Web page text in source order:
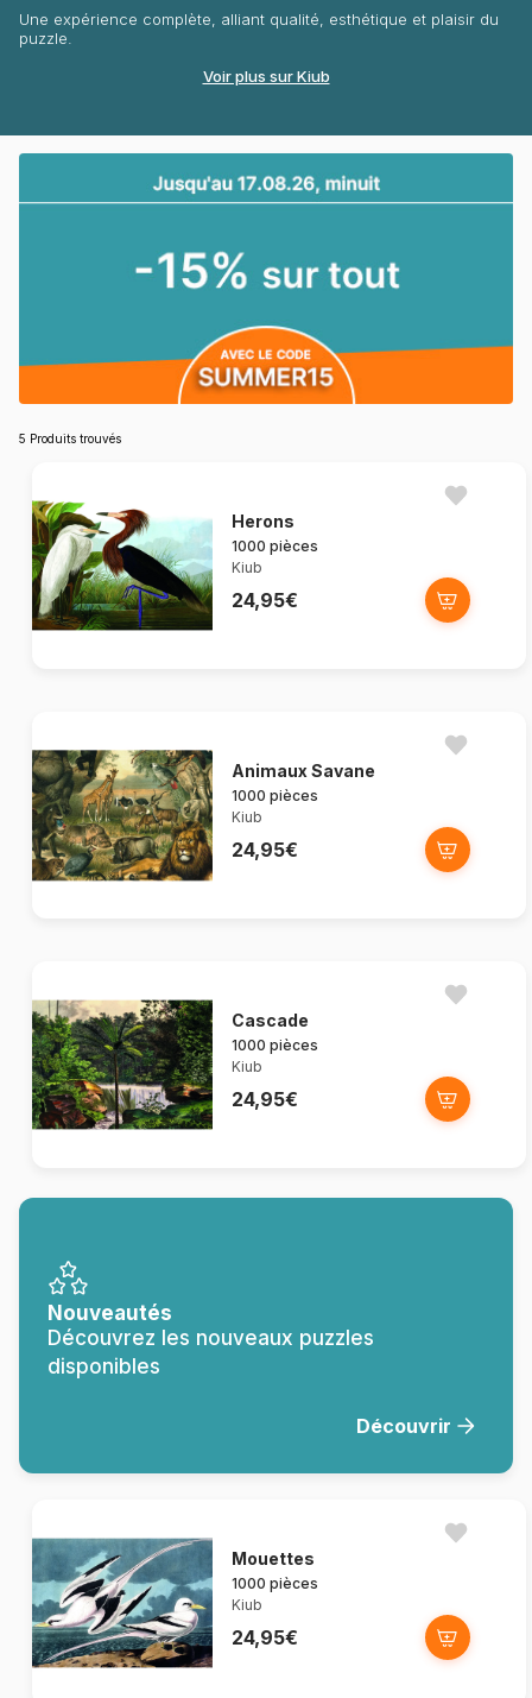
Une expérience complète, alliant qualité, esthétique et plaisir du
puzzle.
Voir plus sur Kiub
5 Produits trouvés
Herons
1000 pièces
Kiub
24,95€
Animaux Savane
1000 pièces
Kiub
24,95€
Cascade
1000 pièces
Kiub
24,95€
Nouveautés
Découvrez les nouveaux puzzles
disponibles
Découvrir
Mouettes
1000 pièces
Kiub
24,95€